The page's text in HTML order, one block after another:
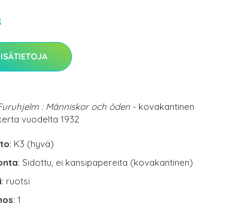
: Människor och öden - kovakantinen
vuodelta 1932
: K3 (hyvä)
: Sidottu, ei kansipapereita (kovakantinen)
: ruotsi
: 1